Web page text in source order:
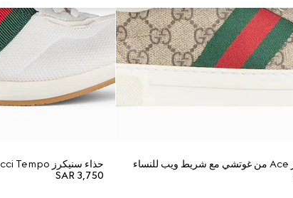
حذاء سنيكرز Gucci Tempo للنساء
SAR 3,750